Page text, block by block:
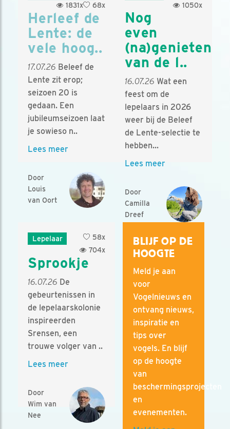
68x
1831x
Herleef de
Lente: de
vele hoog..
17.07.26 Beleef de
Lente zit erop;
seizoen 20 is
gedaan. Een
jubileumseizoen laat
je sowieso n..
Lees meer
Door
Louis
van Oort
1050x
Nog
even
(na)genieten
van de l..
16.07.26 Wat een
feest om de
lepelaars in 2026
weer bij de Beleef
de Lente-selectie te
hebben...
Lees meer
Door
Camilla
Dreef
Lepelaar
58x
704x
Sprookje
16.07.26 De
gebeurtenissen in
de lepelaarskolonie
inspireerden
Srensen, een
trouwe volger van ..
Lees meer
Door
Wim van
Nee
BLIJF OP DE
HOOGTE
Meld je aan
voor
Vogelnieuws en
ontvang nieuws,
inspiratie en
tips over
vogels. En blijf
op de hoogte
van
beschermingsprojecten
en
evenementen.